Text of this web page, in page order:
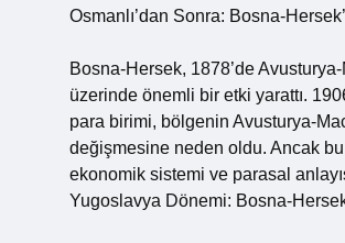
Osmanlı’dan Sonra: Bosna-
Bosna-Hersek, 1878’de
üzerinde önemli bir etki yarattı.
para birimi, bölgenin Avusturya-
değişmesine neden oldu. Ancak bu
ekonomik sistemi ve parasal
Yugoslavya Dönemi: Bosna-